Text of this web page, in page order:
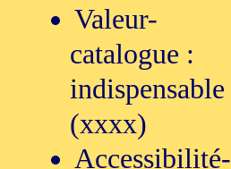
Valeur-
catalogue :
indispensable
(xxxx)
Accessibilité-